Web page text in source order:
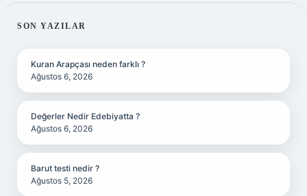
SIDEBAR
SON YAZILAR
Kuran Arapçası neden farklı ?
Ağustos 6, 2026
Değerler Nedir Edebiyatta ?
Ağustos 6, 2026
Barut testi nedir ?
Ağustos 5, 2026